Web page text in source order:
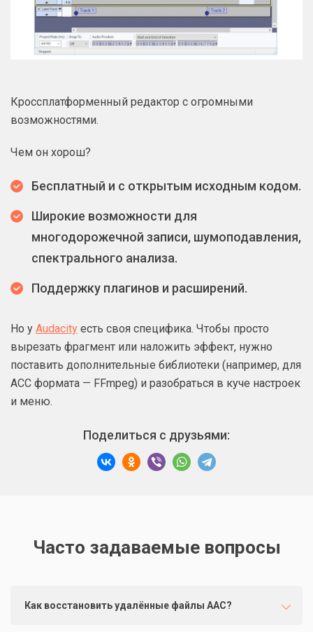
Кроссплатформенный редактор с огромными
возможностями.
Чем он хорош?
Бесплатный и с открытым исходным кодом.
Широкие возможности для
многодорожечной записи, шумоподавления,
спектрального анализа.
Поддержку плагинов и расширений.
Но у Audacity есть своя специфика. Чтобы просто
вырезать фрагмент или наложить эффект, нужно
поставить дополнительные библиотеки (например, для
ACC формата — FFmpeg) и разобраться в куче настроек
и меню.
Поделиться с друзьями:
Часто задаваемые вопросы
Как восстановить удалённые файлы AAC?